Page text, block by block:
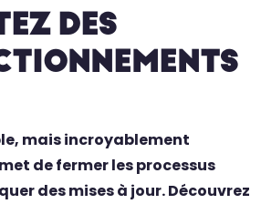
DES
mais incroyablement
de fermer les processus
des mises à jour. Découvrez